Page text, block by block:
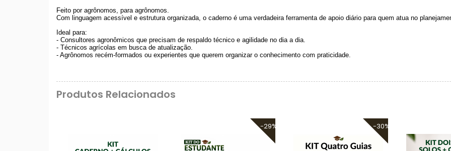
Feito por agrônomos, para agrônomos.
Com linguagem acessível e estrutura organizada, o caderno é uma verdadeira ferramenta de apoio diário para quem atua no
Ideal para:
- Consultores agronômicos que precisam de respaldo técnico e agilidade no dia a dia.
- Técnicos agrícolas em busca de atualização.
- Agrônomos recém-formados ou experientes que querem organizar o conhecimento com praticidade.
Produtos Relacionados
-29% -30%